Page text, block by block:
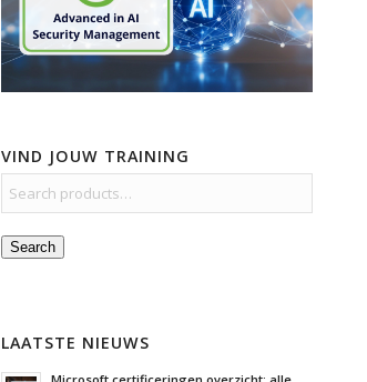
VIND JOUW TRAINING
Search
LAATSTE NIEUWS